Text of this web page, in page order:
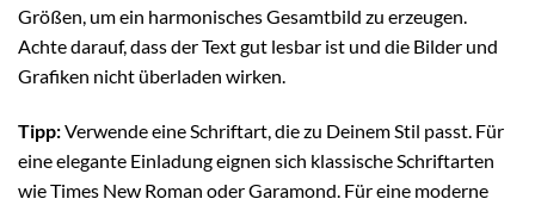
Größen, um ein harmonisches Gesamtbild zu erzeugen.
Achte darauf, dass der Text gut lesbar ist und die Bilder und
Grafiken nicht überladen wirken.
Tipp:Verwende eine Schriftart, die zu Deinem Stil passt. Für
eine elegante Einladung eignen sich klassische Schriftarten
wie Times New Roman oder Garamond. Für eine moderne